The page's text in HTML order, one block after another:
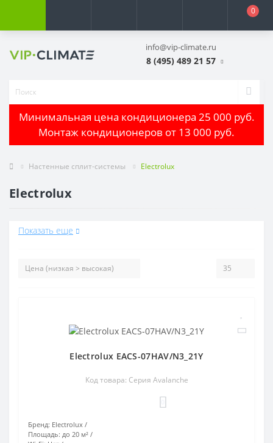
0
info@vip-climate.ru
8 (495) 489 21 57
Минимальная цена кондиционера 25 000 руб.
Монтаж кондиционеров от 13 000 руб.
Настенные сплит-системы Electrolux
Electrolux
Показать еще
Electrolux EACS-07HAV/N3_21Y
Код товара: Серия Avalanche
Бренд: Electrolux
Площадь: до 20 м²